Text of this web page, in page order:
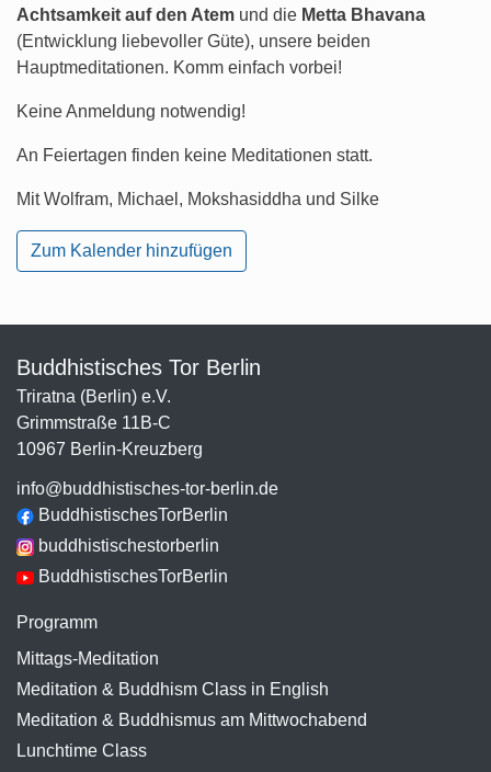
Achtsamkeit auf den Atem und die Metta Bhavana
(Entwicklung liebevoller Güte), unsere beiden
Hauptmeditationen. Komm einfach vorbei!
Keine Anmeldung notwendig!
An Feiertagen finden keine Meditationen statt.
Mit Wolfram, Michael, Mokshasiddha und Silke
Zum Kalender hinzufügen
Buddhistisches Tor Berlin
Triratna (Berlin) e.V.
Grimmstraße 11B-C
10967 Berlin-Kreuzberg
info@buddhistisches-tor-berlin.de
BuddhistischesTorBerlin
buddhistischestorberlin
BuddhistischesTorBerlin
Programm
Mittags-Meditation
Meditation & Buddhism Class in English
Meditation & Buddhismus am Mittwochabend
Lunchtime Class